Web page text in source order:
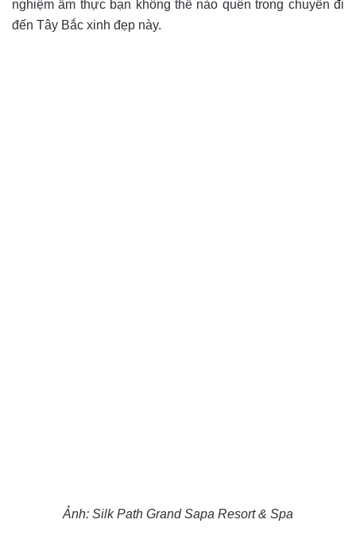
nghiệm ẩm thực bạn không thể nào quên trong chuyến đi
đến Tây Bắc xinh đẹp này.
Ảnh: Silk Path Grand Sapa Resort & Spa